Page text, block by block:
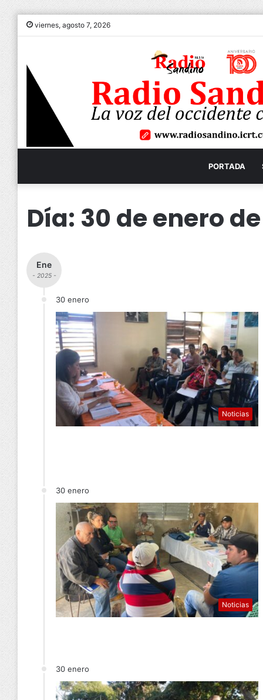
viernes, agosto 7, 2026
PORTADA
Día: 30 de enero
Ene
- 2025 -
30 enero
Noticias
30 enero
Noticias
30 enero